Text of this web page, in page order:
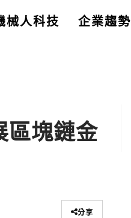
械人科技 企業趨勢
區塊鏈金
分享